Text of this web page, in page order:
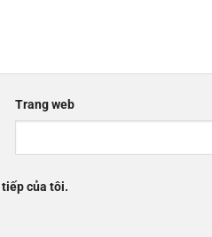
Trang web
của tôi.